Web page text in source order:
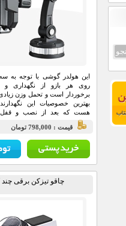
این هولدر گوشی با توجه به
روی هر بازو از نگهداری و
برخوردار است و تحمل وزن
بهترین خصوصیات این
هست که بعد از نصب و قفل
چرخاندن آن بصورت وکیوم صورت
قيمت : 798,000 تومان
چاقو تیزکن برقی چند